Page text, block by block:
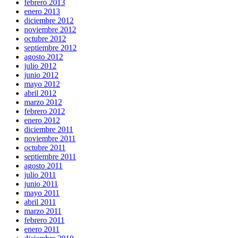
febrero 2013
enero 2013
diciembre 2012
noviembre 2012
octubre 2012
septiembre 2012
agosto 2012
julio 2012
junio 2012
mayo 2012
abril 2012
marzo 2012
febrero 2012
enero 2012
diciembre 2011
noviembre 2011
octubre 2011
septiembre 2011
agosto 2011
julio 2011
junio 2011
mayo 2011
abril 2011
marzo 2011
febrero 2011
enero 2011